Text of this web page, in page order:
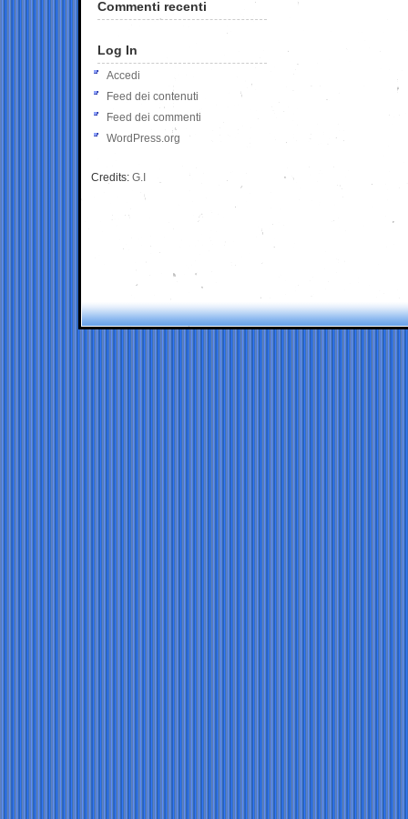
Commenti recenti
Log In
Accedi
Feed dei contenuti
Feed dei commenti
WordPress.org
Credits: G.I